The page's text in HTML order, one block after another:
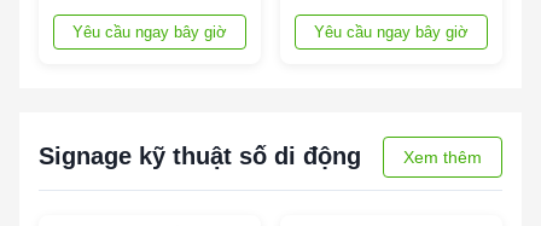
Android Lcd Cảm ứng
Kỹ thuật số cho Cửa
Yêu cầu ngay bây giờ
không khung, biển
hiệu kỹ thuật số cho
Yêu cầu ngay bây giờ
Signage kỹ thuật số di động Xem thêm